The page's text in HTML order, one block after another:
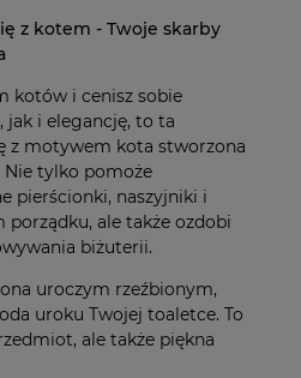
z kotem - Twoje skarby
kotów i cenisz sobie
jak i elegancję, to ta
z motywem kota stworzona
Nie tylko pomoże
pierścionki, naszyjniki i
porządku, ale także ozdobi
biżuterii.
uroczym rzeźbionym,
uroku Twojej toaletce. To
ale także piękna